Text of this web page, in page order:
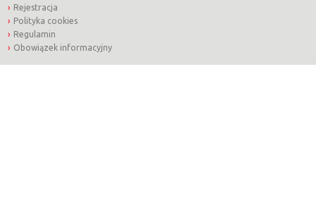
Rejestracja
Polityka cookies
Regulamin
Obowiązek informacyjny